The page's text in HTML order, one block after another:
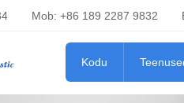
Mob: +86 189 2287 9832
Kodu